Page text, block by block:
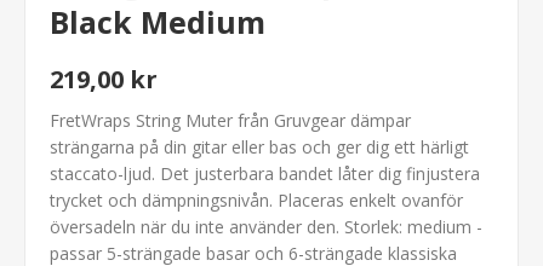
Black Medium
219,00 kr
FretWraps String Muter från Gruvgear dämpar
strängarna på din gitar eller bas och ger dig ett härligt
staccato-ljud. Det justerbara bandet låter dig finjustera
trycket och dämpningsnivån. Placeras enkelt ovanför
översadeln när du inte använder den. Storlek: medium -
passar 5-strängade basar och 6-strängade klassiska